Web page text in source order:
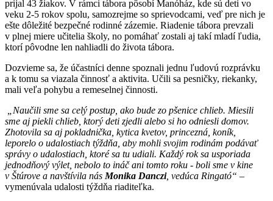
prijal 43 žiakov. V rámci tábora pôsobí Manóház, kde sú deti vo
veku 2-5 rokov spolu, samozrejme so sprievodcami, veď pre nich je
ešte dôležité bezpečné rodinné zázemie. Riadenie tábora prevzali
v plnej miere učitelia školy, no pomáhať zostali aj takí mladí ľudia,
ktorí pôvodne len nahliadli do života tábora.
Dozvieme sa, že účastníci denne spoznali jednu ľudovú rozprávku
a k tomu sa viazala činnosť a aktivita. Učili sa pesničky, riekanky,
mali veľa pohybu a remeselnej činnosti.
„Naučili sme sa celý postup, ako bude zo pšenice chlieb. Miesili
sme aj piekli chlieb, ktorý deti zjedli alebo si ho odniesli domov.
Zhotovila sa aj pokladnička, kytica kvetov, princezná, koník,
leporelo o udalostiach týždňa, aby mohli svojim rodinám podávať
správy o udalostiach, ktoré sa tu udiali. Každý rok sa usporiada
jednodňový výlet, nebolo to ináč ani tomto roku - boli sme v kine
v Štúrove a navštívila nás Monika Danczi, vedúca Ringató“ –
vymenúvala udalosti týždňa riaditeľka.